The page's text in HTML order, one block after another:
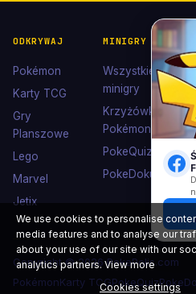
ODKRYWAJ
Pokémon
Karty TCG
Gry
Planszowe
Lego
Marvel
Jetix
MINIGRY
Wszystkie
minigry
Krzyżówki
Pokémon
PokeQuiz
PokeDoku
Copyright © 2026 PokePolis.com
PokémonKarty TCGPokeQuiz
We use cookies to personalise
media features and to analyse our
about your use of our site with our
analytics partners.View more
Cookies settings